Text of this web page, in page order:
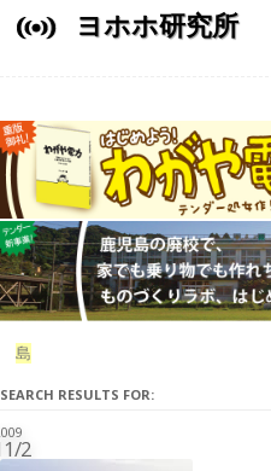
ヨホホ研究所
島
SEARCH RESULTS FOR:
2